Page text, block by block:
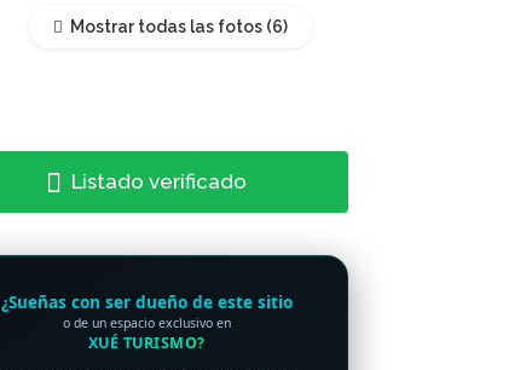
Mostrar todas las fotos
Listado verificado
¿Sueñas con ser dueño de este sitio
o de un espacio exclusivo en
XUÉ TURISMO?